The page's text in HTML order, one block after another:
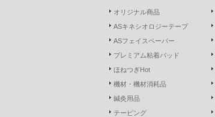
オリジナル商品
ASキネシオロジーテープ
ASフェイスペーパー
プレミアム粘着パッド
ほねつぎHot
機材・機材消耗品
鍼灸用品
テーピング